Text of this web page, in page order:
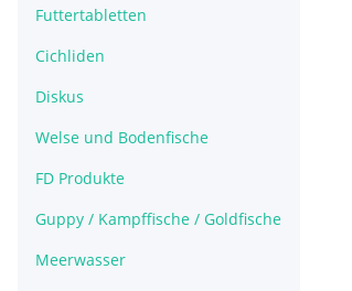
Futtertabletten
Cichliden
Diskus
Welse und Bodenfische
FD Produkte
Guppy / Kampffische / Goldfische
Meerwasser